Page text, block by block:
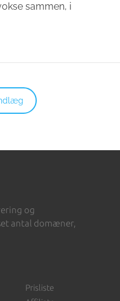
sammen, i
og
antal domæner,
Prisliste